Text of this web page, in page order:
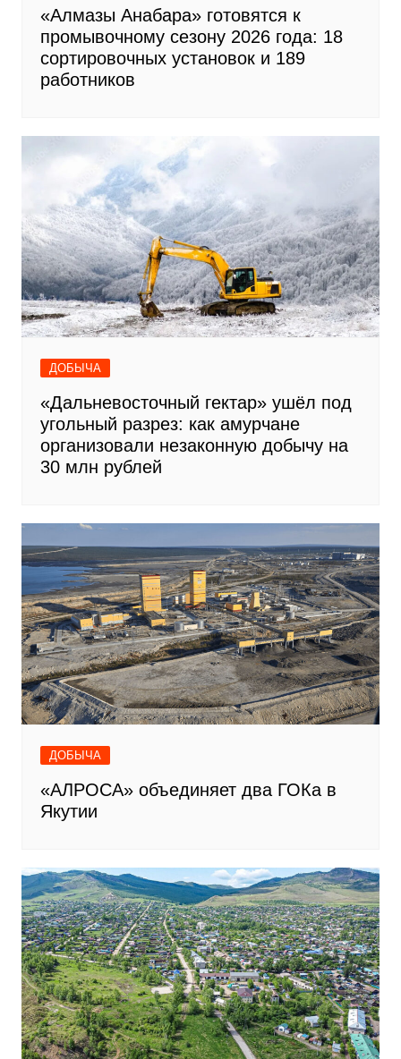
«Алмазы Анабара» готовятся к
промывочному сезону 2026 года: 18
сортировочных установок и 189
работников
ДОБЫЧА
«Дальневосточный гектар» ушёл под
угольный разрез: как амурчане
организовали незаконную добычу на
30 млн рублей
ДОБЫЧА
«АЛРОСА» объединяет два ГОКа в
Якутии